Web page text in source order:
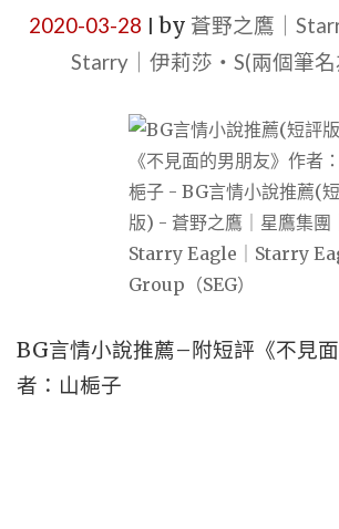
2020-03-28 by 蒼野之鷹｜
Starry｜伊莉莎・S(兩個筆
BG言情小說推薦–附短評《不見
者：山梔子